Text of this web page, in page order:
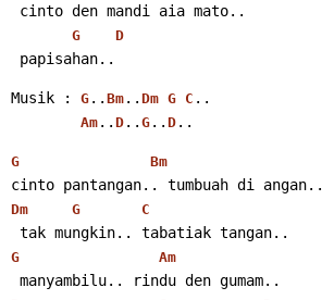
cinto den mandi aia mato..
G D
papisahan..
Musik : G .. Bm .. Dm G C ..
Am .. D .. G .. D ..
G Bm
cinto pantangan.. tumbuah di angan..
Dm G C
tak mungkin.. tabatiak tangan..
G Am
manyambilu.. rindu den gumam..